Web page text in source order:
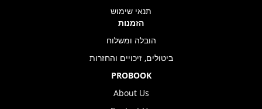
תנאי שימוש
הזמנות
הובלה ומשלוח
ביטולים, זיכויים והחזרות
PROBOOK
About Us